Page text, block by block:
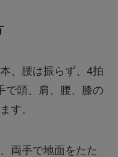
、腰は振らず、4拍
で頭、肩、腰、膝の
す。
両手で地面をたた